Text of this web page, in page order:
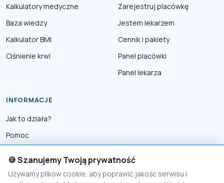
Kalkulatory medyczne
Baza wiedzy
Kalkulator BMI
Ciśnienie krwi
Zarejestruj placówkę
Jestem lekarzem
Cennik i pakiety
Panel placówki
Panel lekarza
INFORMACJE
Jak to działa?
Pomoc
🍪 Szanujemy Twoją prywatność
Używamy plików cookie, aby poprawić jakość serwisu i